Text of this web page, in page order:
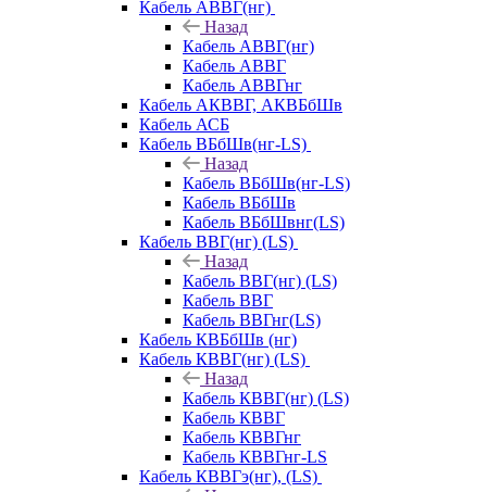
Кабель АВВГ(нг)
Назад
Кабель АВВГ(нг)
Кабель АВВГ
Кабель АВВГнг
Кабель АКВВГ, АКВБбШв
Кабель АСБ
Кабель ВБбШв(нг-LS)
Назад
Кабель ВБбШв(нг-LS)
Кабель ВБбШв
Кабель ВБбШвнг(LS)
Кабель ВВГ(нг) (LS)
Назад
Кабель ВВГ(нг) (LS)
Кабель ВВГ
Кабель ВВГнг(LS)
Кабель КВБбШв (нг)
Кабель КВВГ(нг) (LS)
Назад
Кабель КВВГ(нг) (LS)
Кабель КВВГ
Кабель КВВГнг
Кабель КВВГнг-LS
Кабель КВВГэ(нг), (LS)